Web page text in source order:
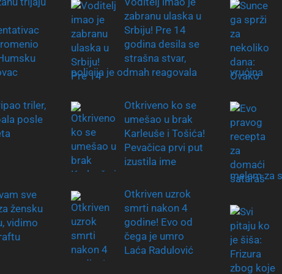
triler,
posle
sve
žensku
vidimo
zabranu ulaska u
Srbiju! Pre 14
godina desila se
strašna stvar,
policija je odmah reagovala
Otkriveno ko se
umešao u brak
Karleuše i Tošića!
Pevačica prvi put
izustila ime
Otkriven uzrok
smrti nakon 4
godine! Evo od
čega je umro
Laća Radulović
vrućina
melem za